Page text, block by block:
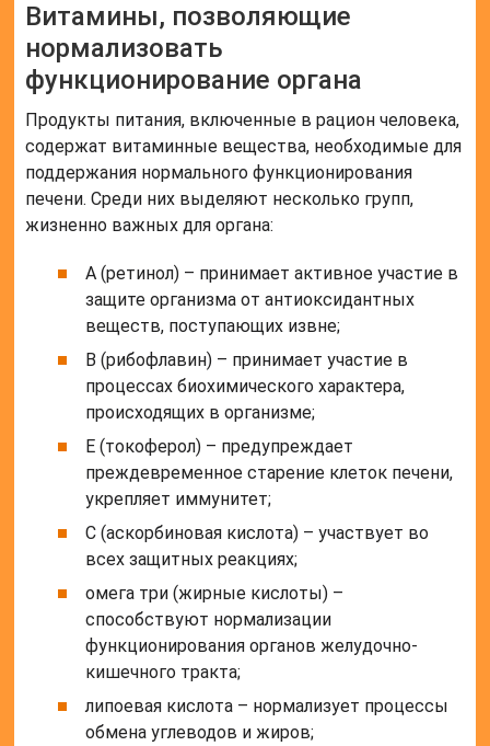
Витамины, позволяющие
нормализовать
функционирование органа
Продукты питания, включенные в рацион человека,
содержат витаминные вещества, необходимые для
поддержания нормального функционирования
печени. Среди них выделяют несколько групп,
жизненно важных для органа:
А (ретинол) – принимает активное участие в
защите организма от антиоксидантных
веществ, поступающих извне;
В (рибофлавин) – принимает участие в
процессах биохимического характера,
происходящих в организме;
Е (токоферол) – предупреждает
преждевременное старение клеток печени,
укрепляет иммунитет;
С (аскорбиновая кислота) – участвует во
всех защитных реакциях;
омега три (жирные кислоты) –
способствуют нормализации
функционирования органов желудочно-
кишечного тракта;
липоевая кислота – нормализует процессы
обмена углеводов и жиров;